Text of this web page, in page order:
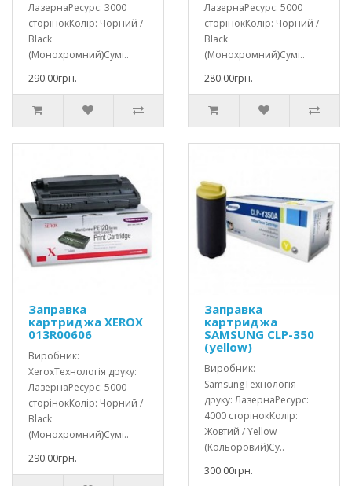
ЛазернаРесурс: 3000
сторінокКолір: Чорний /
Black
(Монохромний)Сумі..
290.00грн.
ЛазернаРесурс: 5000
сторінокКолір: Чорний /
Black
(Монохромний)Сумі..
280.00грн.
Заправка
картриджа XEROX
013R00606
Виробник:
XeroxТехнологія друку:
ЛазернаРесурс: 5000
сторінокКолір: Чорний /
Black
(Монохромний)Сумі..
290.00грн.
Заправка
картриджа
SAMSUNG CLP-350
(yellow)
Виробник:
SamsungТехнологія
друку: ЛазернаРесурс:
4000 сторінокКолір:
Жовтий / Yellow
(Кольоровий)Су..
300.00грн.